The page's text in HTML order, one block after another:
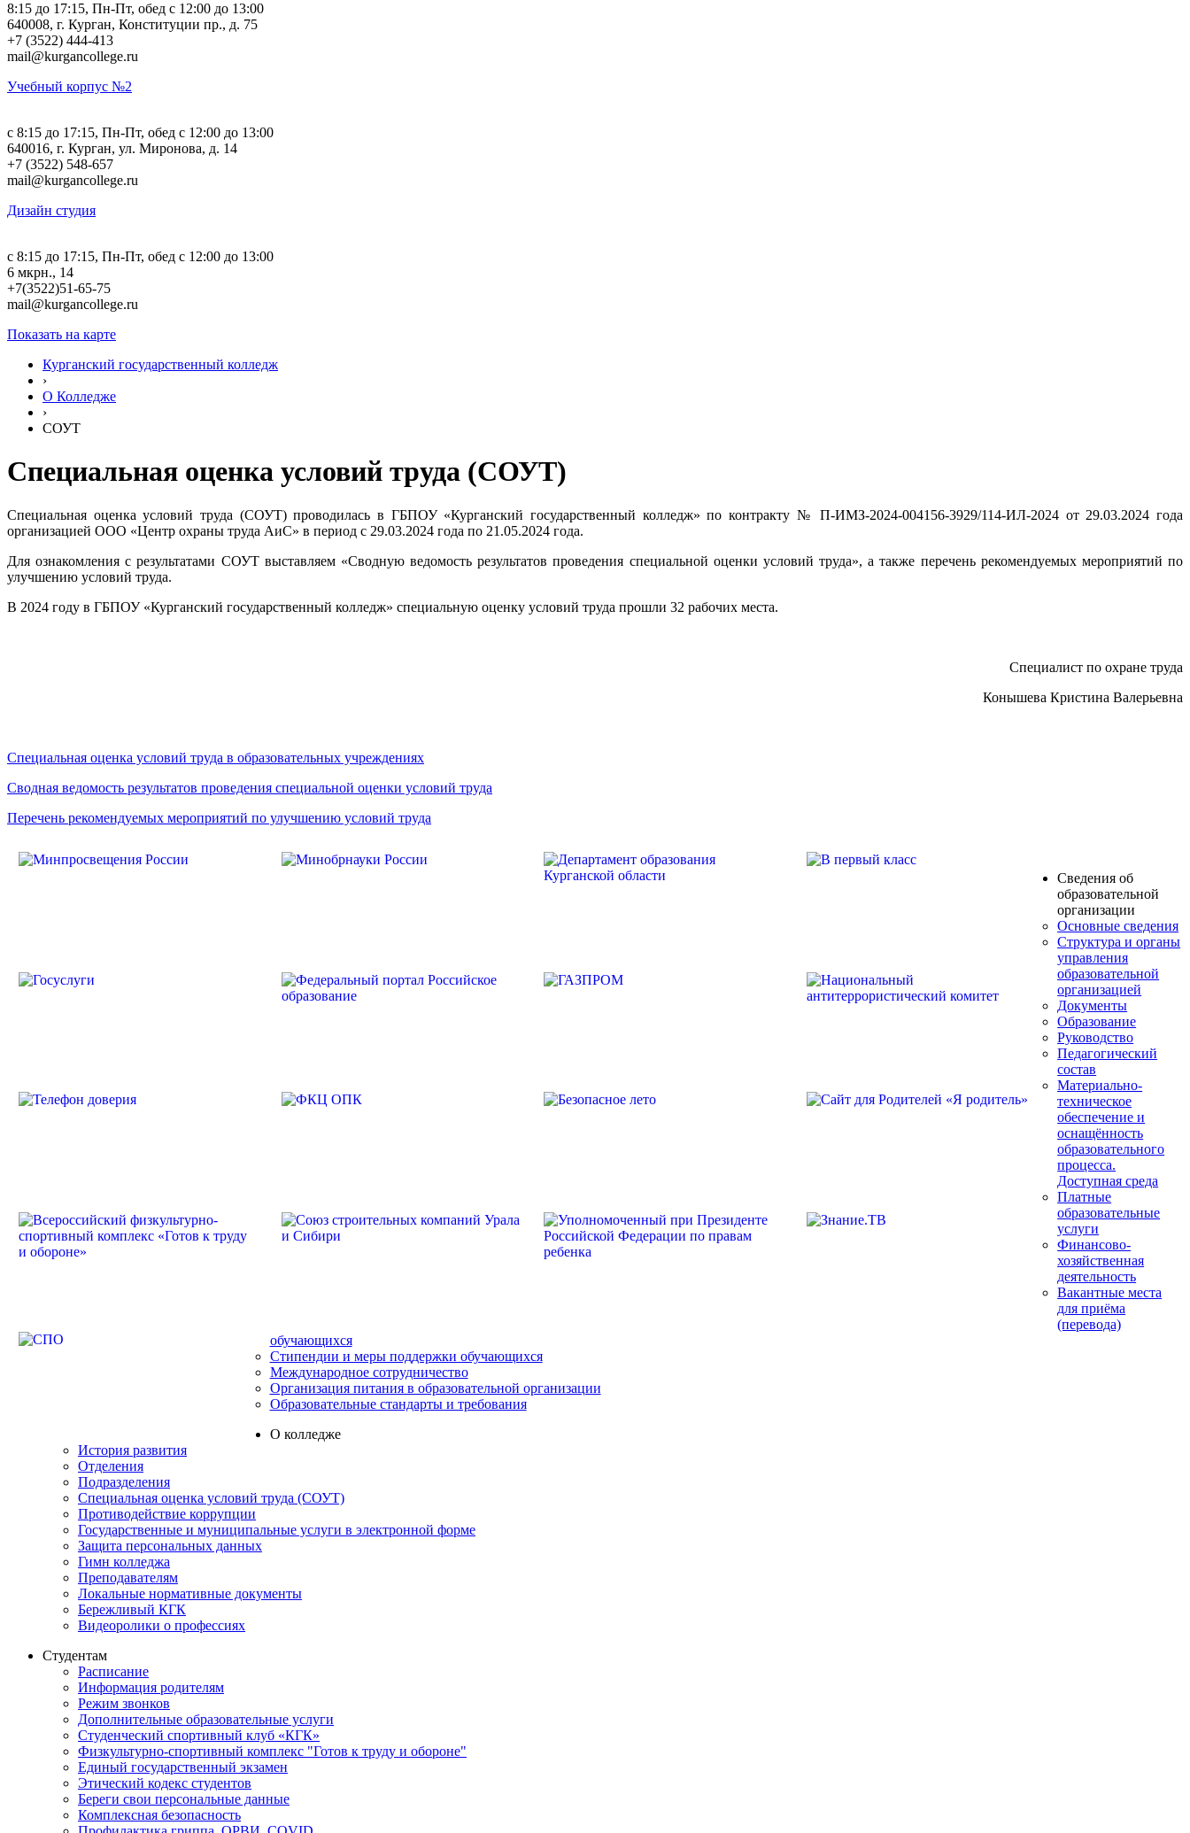
8:15 до 17:15, Пн-Пт, обед с 12:00 до 13:00
640008, г. Курган, Конституции пр., д. 75
+7 (3522) 444-413
mail@kurgancollege.ru
Учебный корпус №2
c 8:15 до 17:15, Пн-Пт, обед с 12:00 до 13:00
640016, г. Курган, ул. Миронова, д. 14
+7 (3522) 548-657
mail@kurgancollege.ru
Дизайн студия
c 8:15 до 17:15, Пн-Пт, обед с 12:00 до 13:00
6 мкрн., 14
+7(3522)51-65-75
mail@kurgancollege.ru
Показать на карте
Курганский государственный колледж
›
О Колледже
›
СОУТ
Специальная оценка условий труда (СОУТ)
Специальная оценка условий труда (СОУТ) проводилась в ГБПОУ «Курганский государственный колледж» по контракту № П-ИМЗ-2024-004156-3929/114-ИЛ-2024 от 29.03.2024 года
организацией ООО «Центр охраны труда АиС» в период с 29.03.2024 года по 21.05.2024 года.
Для ознакомления с результатами СОУТ выставляем «Сводную ведомость результатов проведения специальной оценки условий труда», а также перечень рекомендуемых мероприятий по
улучшению условий труда.
В 2024 году в ГБПОУ «Курганский государственный колледж» специальную оценку условий труда прошли 32 рабочих места.
Специалист по охране труда
Конышева Кристина Валерьевна
Специальная оценка условий труда в образовательных учреждениях
Сводная ведомость результатов проведения специальной оценки условий труда
Перечень рекомендуемых мероприятий по улучшению условий труда
Сведения об
образовательной
организации
Основные сведения
Структура и органы
управления
образовательной
организацией
Документы
Образование
Руководство
Педагогический
состав
Материально-
техническое
обеспечение и
оснащённость
образовательного
процесса.
Доступная среда
Платные
образовательные
услуги
Финансово-
хозяйственная
деятельность
Вакантные места
для приёма
(перевода)
обучающихся
Стипендии и меры поддержки обучающихся
Международное сотрудничество
Организация питания в образовательной организации
Образовательные стандарты и требования
О колледже
История развития
Отделения
Подразделения
Специальная оценка условий труда (СОУТ)
Противодействие коррупции
Государственные и муниципальные услуги в электронной форме
Защита персональных данных
Гимн колледжа
Преподавателям
Локальные нормативные документы
Бережливый КГК
Видеоролики о профессиях
Студентам
Расписание
Информация родителям
Режим звонков
Дополнительные образовательные услуги
Студенческий спортивный клуб «КГК»
Физкультурно-спортивный комплекс "Готов к труду и обороне"
Единый государственный экзамен
Этический кодекс студентов
Береги свои персональные данные
Комплексная безопасность